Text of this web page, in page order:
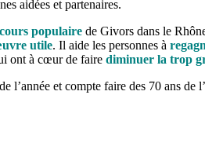
aidées et partenaires.
populaire de Givors dans le
utile. Il aide les personnes à
ont à cœur de faire diminuer la trop
et compte faire des 70 ans de